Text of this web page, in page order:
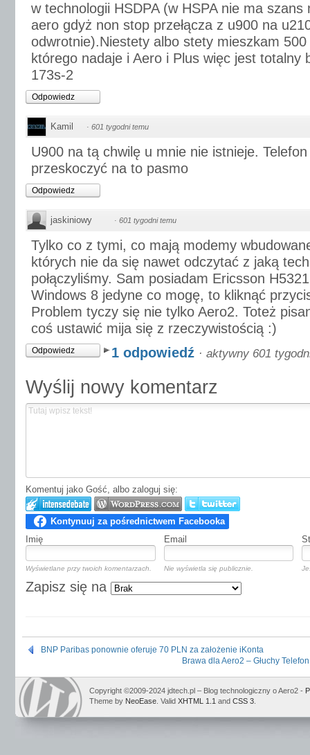
w technologii HSDPA (w HSPA nie ma szans
aero gdyż non stop przełącza z u900 na
odwrotnie).Niestety albo stety mieszkam
którego nadaje i Aero i Plus więc jest totalny
173s-2
Odpowiedz
Kamil · 601 tygodni temu
U900 na tą chwilę u mnie nie istnieje.
przeskoczyć na to pasmo
Odpowiedz
jaskiniowy · 601 tygodni temu
Tylko co z tymi, co mają modemy
których nie da się nawet odczytać z jaką
połączyliśmy. Sam posiadam Ericsson
Windows 8 jedyne co mogę, to kliknąć
Problem tyczy się nie tylko Aero2. Toteż
coś ustawić mija się z rzeczywistością :)
Odpowiedz 1 odpowiedź · aktywny 601
Wyślij nowy komentarz
Komentuj jako Gość, albo zaloguj się:
Imię Email
Wyświetlane przy twoich komentarzach. Nie wyświetla się publicznie.
Zapisz się na
BNP Paribas ponownie oferuje 70 PLN za założenie iKonta
Brawa dla Aero2 – Głuchy
Copyright ©2009-2024 jdtech.pl – Blog technologiczny o Aero2 -
Theme by NeoEase . Valid XHTML 1.1 and CSS 3